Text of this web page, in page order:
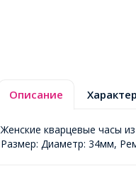
Описание
Женские кварцевые часы
Размер: Диаметр: 34мм,